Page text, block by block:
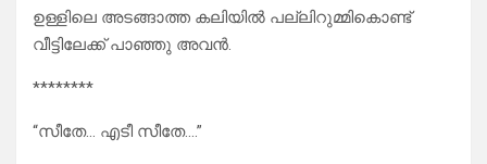
ഉള്ളിലെ അടങ്ങാത്ത കലിയിൽ പല്ലിറുമ്മികൊണ്ട്
വീട്ടിലേക്ക് പാഞ്ഞു അവൻ.
********
“സീതേ… എടീ സീതേ….”